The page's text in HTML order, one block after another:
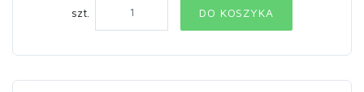
szt. DO KOSZYKA